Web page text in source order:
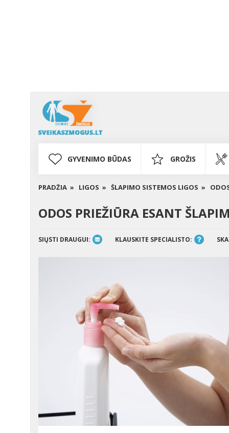
GYVENIMO BŪDAS GROŽIS
PRADŽIA » LIGOS » ŠLAPIMO SISTEMOS LIGOS »
ODOS PRIEŽIŪRA ESANT
SIŲSTI DRAUGUI: KLAUSKITE SPECIALISTO: